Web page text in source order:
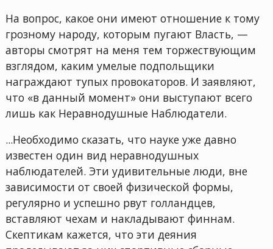
На вопрос, какое они имеют отношение к тому
грозному народу, которым пугают Власть, —
авторы смотрят на меня тем торжествующим
взглядом, каким умелые подпольщики
награждают тупых провокаторов. И заявляют,
что «в данный момент» они выступают всего
лишь как Неравнодушные Наблюдатели.
...Необходимо сказать, что науке уже давно
известен один вид неравнодушных
наблюдателей. Эти удивительные люди, вне
зависимости от своей физической формы,
регулярно и успешно рвут голландцев,
вставляют чехам и накладывают финнам.
Скептикам кажется, что эти деяния